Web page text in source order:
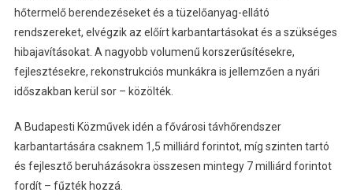
hőtermelő berendezéseket és a tüzelőanyag-ellátó
rendszereket, elvégzik az előírt karbantartásokat és a szükséges
hibajavításokat. A nagyobb volumenű korszerűsítésekre,
fejlesztésekre, rekonstrukciós munkákra is jellemzően a nyári
időszakban kerül sor – közölték.
A Budapesti Közművek idén a fővárosi távhőrendszer
karbantartására csaknem 1,5 milliárd forintot, míg szinten tartó
és fejlesztő beruházásokra összesen mintegy 7 milliárd forintot
fordít – fűzték hozzá.